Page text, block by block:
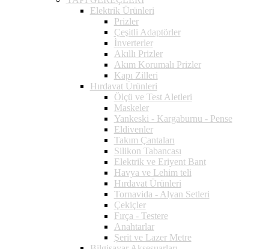
Elektrik Ürünleri
Prizler
Çeşitli Adaptörler
İnverterler
Akıllı Prizler
Akım Korumalı Prizler
Kapı Zilleri
Hırdavat Ürünleri
Ölçü ve Test Aletleri
Maskeler
Yankeski - Kargaburnu - Pense
Eldivenler
Takım Çantaları
Silikon Tabancası
Elektrik ve Eriyent Bant
Havya ve Lehim teli
Hırdavat Ürünleri
Tornavida - Alyan Setleri
Çekiçler
Fırça - Testere
Anahtarlar
Şerit ve Lazer Metre